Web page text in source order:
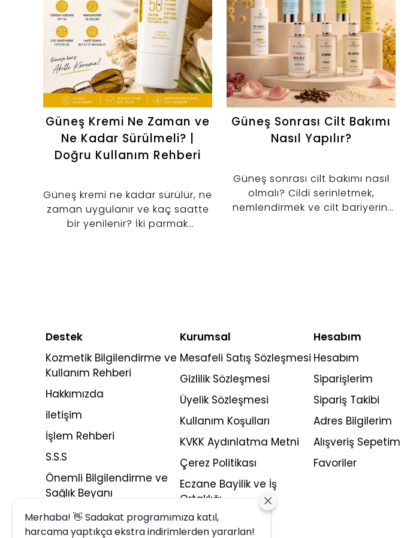
Güneş Kremi Ne Zaman ve
Ne Kadar Sürülmeli? |
Doğru Kullanım Rehberi
Güneş kremi ne kadar sürülür, ne
zaman uygulanır ve kaç saatte
bir yenilenir? İki parmak
Güneş Sonrası Cilt Bakımı
Nasıl Yapılır?
Güneş sonrası cilt bakımı nasıl
olmalı? Cildi serinletmek,
nemlendirmek ve cilt bariyerini
Destek
Kozmetik Bilgilendirme ve
Kullanım Rehberi
Hakkımızda
iletişim
İşlem Rehberi
S.S.S
Önemli Bilgilendirme ve
Sağlık Beyanı
Kurumsal
Mesafeli Satış Sözleşmesi
Gizlilik Sözleşmesi
Üyelik Sözleşmesi
Kullanım Koşulları
KVKK Aydınlatma Metni
Çerez Politikası
Eczane Bayilik ve İş
Ortaklığı
Hesabım
Hesabım
Siparişlerim
Sipariş Takibi
Adres Bilgilerim
Alışveriş Sepetim
Favoriler
Merhaba! 👋 Sadakat programımıza katıl,
harcama yaptıkça ekstra indirimlerden yararlan!